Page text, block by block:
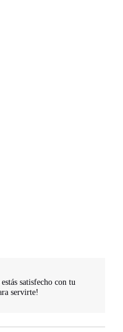
satisfecho con tu
servirte!